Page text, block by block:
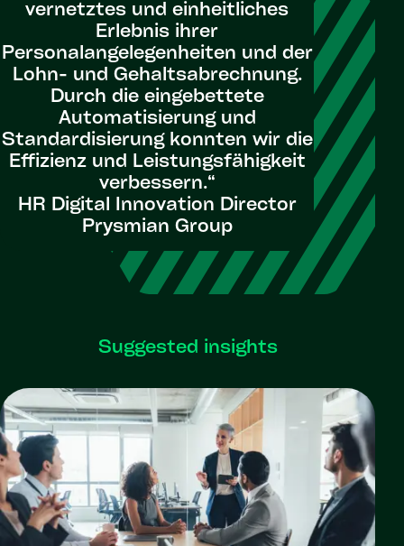
vernetztes und einheitliches
Erlebnis ihrer
Personalangelegenheiten und der
Lohn- und Gehaltsabrechnung.
Durch die eingebettete
Automatisierung und
Standardisierung konnten wir die
Effizienz und Leistungsfähigkeit
verbessern.“
HR Digital Innovation Director
Prysmian Group
Suggested insights